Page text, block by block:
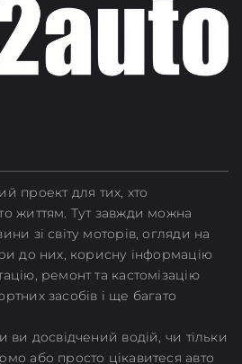
проект для тих, хто
життям. Тут завжди можна
зі світу моторів, огляди на
до них, корисну інформацію
ремонт та кастомізацію
засобів і ще багато
ви досвідчений водій, чи тільки
або просто цікавитеся авто